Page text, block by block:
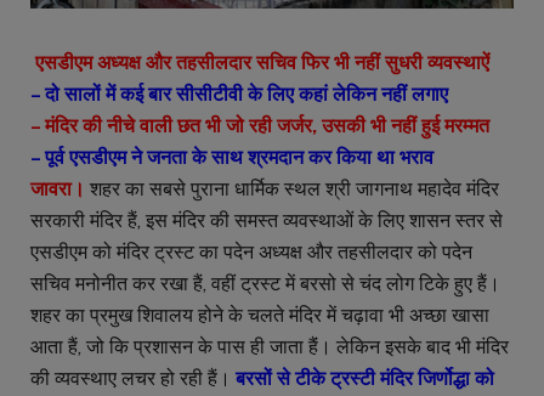
एसडीएम अध्यक्ष और तहसीलदार सचिव फिर भी नहीं सुधरी व्यवस्थाऐं
– दो सालों में कई बार सीसीटीवी के लिए कहां लेकिन नहीं लगाए
– मंदिर की नीचे वाली छत भी जो रही जर्जर, उसकी भी नहीं हुई मरम्मत
– पूर्व एसडीएम ने जनता के साथ श्रमदान कर किया था भराव
जावरा। शहर का सबसे पुराना धार्मिक स्थल श्री जागनाथ महादेव मंदिर
सरकारी मंदिर हैं, इस मंदिर की समस्त व्यवस्थाओं के लिए शासन स्तर से
एसडीएम को मंदिर ट्रस्ट का पदेन अध्यक्ष और तहसीलदार को पदेन
सचिव मनोनीत कर रखा हैं, वहीं ट्रस्ट में बरसो से चंद लोग टिके हुए हैं।
शहर का प्रमुख शिवालय होने के चलते मंदिर में चढ़ावा भी अच्छा खासा
आता हैं, जो कि प्रशासन के पास ही जाता हैंं। लेकिन इसके बाद भी मंदिर
की व्यवस्थाए लचर हो रही हैं। बरसों से टीके ट्रस्टी मंदिर जिर्णोद्धा को